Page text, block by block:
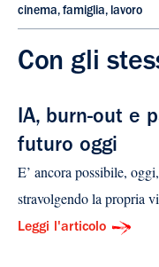
cinema, famiglia, lavoro
Con gli
IA, burn-out e
futuro oggi
E’ ancora possibile,
stravolgendo la propria
Leggi l'articolo